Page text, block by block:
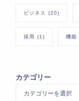
ビジネス (20)
採用 (1) 機能
カテゴリー